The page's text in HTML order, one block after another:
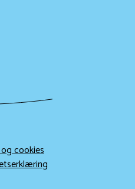
cookies